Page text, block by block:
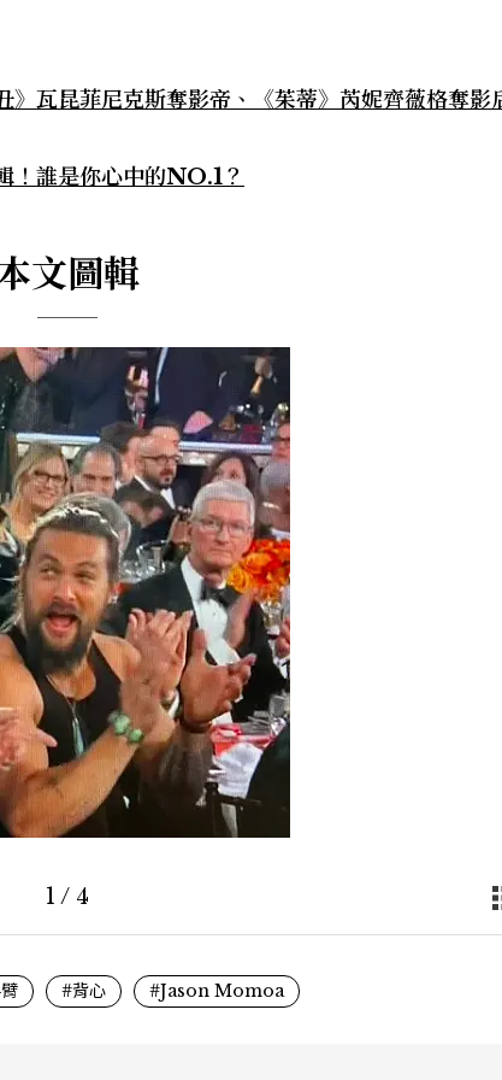
瓦昆菲尼克斯奪影帝、《茱蒂》芮妮齊薇格奪影
誰是你心中的NO.1？
文圖輯
1 / 4
#背心 #Jason Momoa